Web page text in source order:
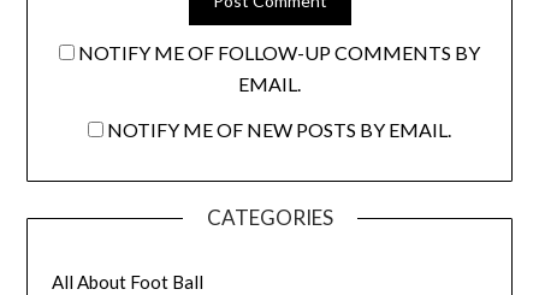
NOTIFY ME OF FOLLOW-UP COMMENTS BY
EMAIL.
NOTIFY ME OF NEW POSTS BY EMAIL.
CATEGORIES
All About Foot Ball